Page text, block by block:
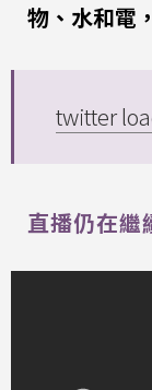
物、水和電
twitter
直播仍在繼